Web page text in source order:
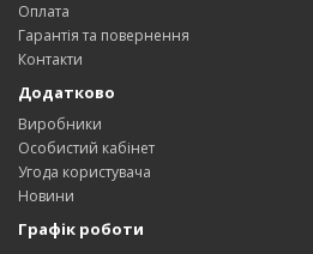
Оплата
Гарантія та повернення
Контакти
Додатково
Виробники
Особистий кабінет
Угода користувача
Новини
Графік роботи